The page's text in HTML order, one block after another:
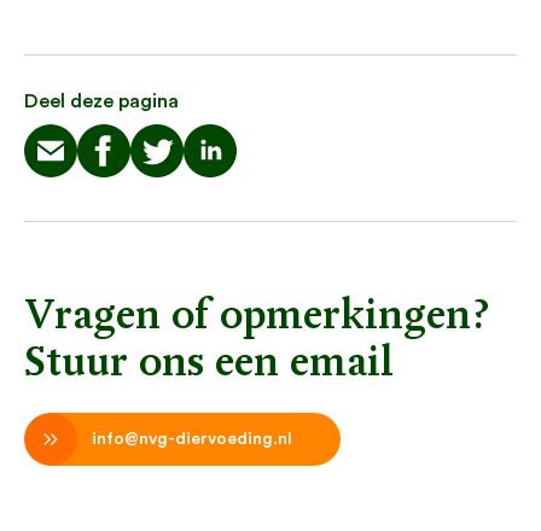
Deel deze pagina
Vragen of opmerkingen?
Stuur ons een email
info@nvg-diervoeding.nl